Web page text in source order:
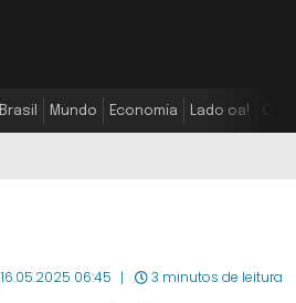
Brasil Mundo Economia Lado oa!
16.05.2025 06:45 3 minutos de leitura